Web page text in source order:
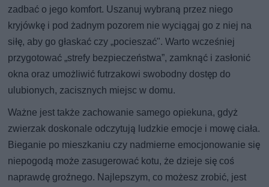
zadbać o jego komfort. Uszanuj wybraną przez niego
kryjówkę i pod żadnym pozorem nie wyciągaj go z niej na
siłę, aby go głaskać czy „pocieszać". Warto wcześniej
przygotować „strefy bezpieczeństwa”, zamknąć i zasłonić
okna oraz umożliwić futrzakowi swobodny dostęp do
ulubionych, zacisznych miejsc w domu.
Ważne jest także zachowanie samego opiekuna, gdyż
zwierzak doskonale odczytują ludzkie emocje i mowę ciała.
Bieganie po mieszkaniu czy nadmierne emocjonowanie się
niepogodą może zasugerować kotu, że dzieje się coś
naprawdę groźnego. Najlepszym, co możesz zrobić, jest